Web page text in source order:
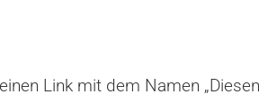
Link mit dem Namen